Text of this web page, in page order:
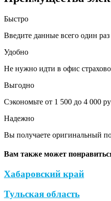
Быстро
Введите данные всего один
Удобно
Не нужно идти в офис
Выгодно
Сэкономьте от 1 500 до 4 000
Надежно
Вы получаете оригинальный
Вам также может
Хабаровский край
Тульская область